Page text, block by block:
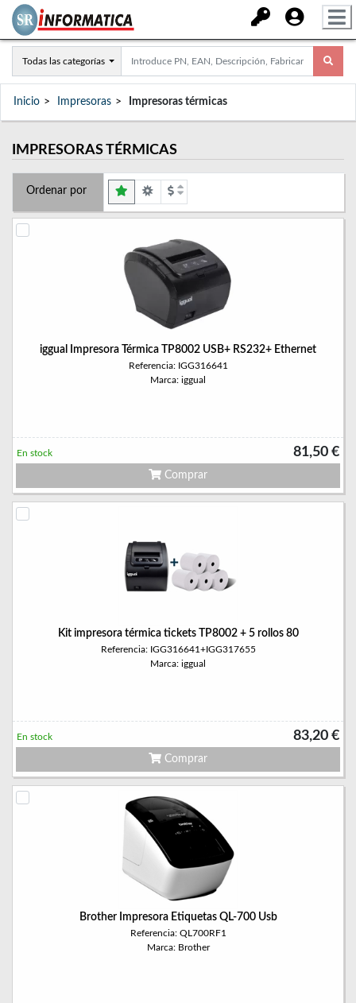
Todas las categorías
Inicio Impresoras Impresoras térmicas
IMPRESORAS TÉRMICAS
Ordenar por
iggual Impresora Térmica TP8002 USB+ RS232+ Ethernet
Referencia: IGG316641
Marca: iggual
81,50 €
En stock
Comprar
Kit impresora térmica tickets TP8002 + 5 rollos 80
Referencia: IGG316641+IGG317655
Marca: iggual
83,20 €
En stock
Comprar
Brother Impresora Etiquetas QL-700 Usb
Referencia: QL700RF1
Marca: Brother